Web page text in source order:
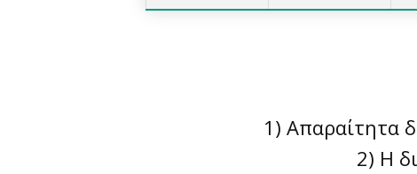
1) Απαραίτητα
2) Η